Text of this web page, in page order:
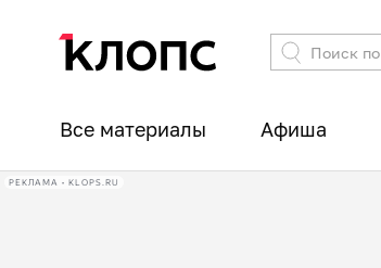
Все материалы Афиша
РЕКЛАМА • KLOPS.RU